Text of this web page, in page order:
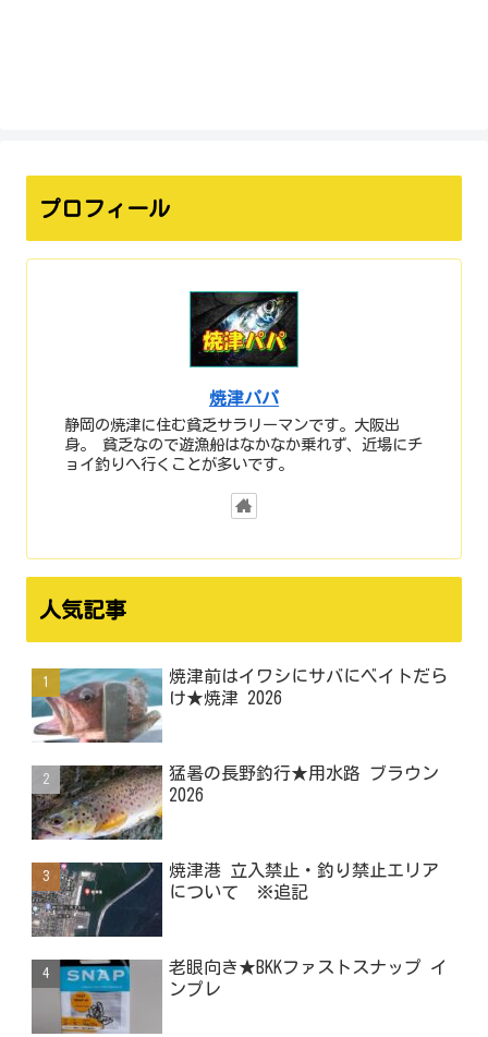
プロフィール
焼津パパ
静岡の焼津に住む貧乏サラリーマンです。大阪出
身。 貧乏なので遊漁船はなかなか乗れず、近場にチ
ョイ釣りへ行くことが多いです。
人気記事
焼津前はイワシにサバにベイトだら
け★焼津 2026
猛暑の長野釣行★用水路 ブラウン
2026
焼津港 立入禁止・釣り禁止エリア
について ※追記
老眼向き★BKKファストスナップ イ
ンプレ